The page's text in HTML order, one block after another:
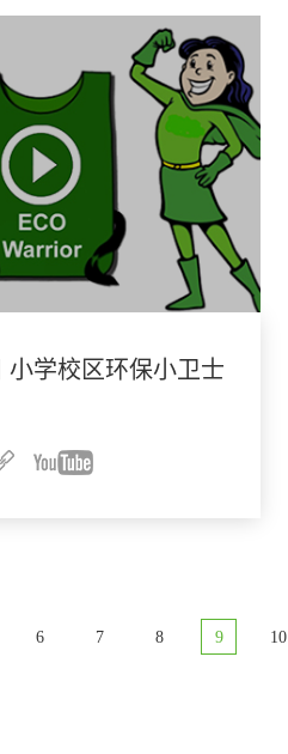
小学校区环保小卫士
6 7 8 9 10